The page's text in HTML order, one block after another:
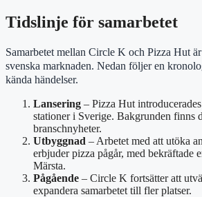
Tidslinje för samarbetet
Samarbetet mellan Circle K och Pizza Hut
svenska marknaden. Nedan följer en
kända händelser.
Lansering – Pizza Hut
stationer i Sverige. Bakgrunden finns
branschnyheter.
Utbyggnad – Arbetet med att utöka
erbjuder pizza pågår, med bekräftade
Märsta.
Pågående – Circle K fortsätter att
expandera samarbetet till fler platser.